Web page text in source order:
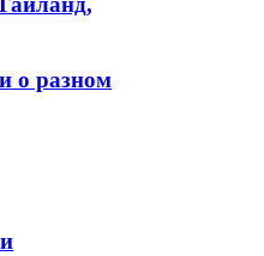
о разном